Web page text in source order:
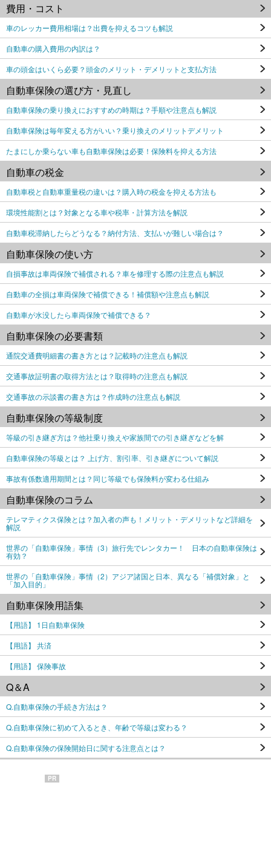
費用・コスト
車のレッカー費用相場は？出費を抑えるコツも解説
自動車の購入費用の内訳は？
車の頭金はいくら必要？頭金のメリット・デメリットと支払方法
自動車保険の選び方・見直し
自動車保険の乗り換えにおすすめの時期は？手順や注意点も解説
自動車保険は毎年変える方がいい？乗り換えのメリットデメリット
たまにしか乗らない車も自動車保険は必要！保険料を抑える方法
自動車の税金
自動車税と自動車重量税の違いは？購入時の税金を抑える方法も
環境性能割とは？対象となる車や税率・計算方法を解説
自動車税滞納したらどうなる？納付方法、支払いが難しい場合は？
自動車保険の使い方
自損事故は車両保険で補償される？車を修理する際の注意点も解説
自動車の全損は車両保険で補償できる！補償額や注意点も解説
自動車が水没したら車両保険で補償できる？
自動車保険の必要書類
通院交通費明細書の書き方とは？記載時の注意点も解説
交通事故証明書の取得方法とは？取得時の注意点も解説
交通事故の示談書の書き方は？作成時の注意点も解説
自動車保険の等級制度
等級の引き継ぎ方は？他社乗り換えや家族間での引き継ぎなどを解
自動車保険の等級とは？ 上げ方、割引率、引き継ぎについて解説
事故有係数適用期間とは？同じ等級でも保険料が変わる仕組み
自動車保険のコラム
テレマティクス保険とは？加入者の声も！メリット・デメリットなど詳細を
解説
世界の「自動車保険」事情（3）旅行先でレンタカー！ 日本の自動車保険は
有効？
世界の「自動車保険」事情（2）アジア諸国と日本、異なる「補償対象」と
「加入目的」
自動車保険用語集
【用語】 1日自動車保険
【用語】 共済
【用語】 保険事故
Q＆A
Q.自動車保険の手続き方法は？
Q.自動車保険に初めて入るとき、年齢で等級は変わる？
Q.自動車保険の保険開始日に関する注意点とは？
PR